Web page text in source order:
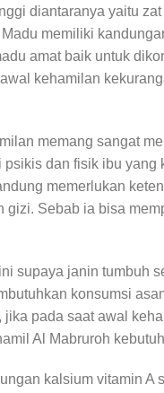
diantaranya yaitu
memiliki
amat baik untuk
kehamilan
memang sangat
dan fisik ibu
memerlukan
Sebab ia bisa
supaya janin tumbuh
konsumsi
pada saat awal
Al Mabruroh
kalsium vitamin